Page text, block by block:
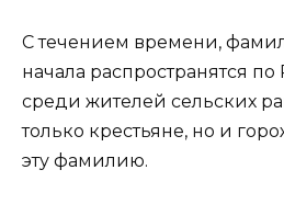
С течением времени,
начала распространятся
среди жителей сельских
только крестьяне, но и
эту фамилию.